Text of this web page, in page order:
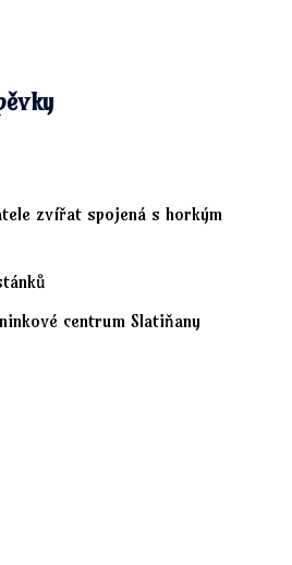
zvířat spojená s horkým
centrum Slatiňany